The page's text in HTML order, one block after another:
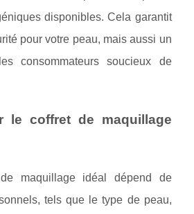
disponibles. Cela garantit
pour votre peau, mais aussi un
consommateurs soucieux de
le coffret de maquillage
maquillage idéal dépend de
tels que le type de peau,